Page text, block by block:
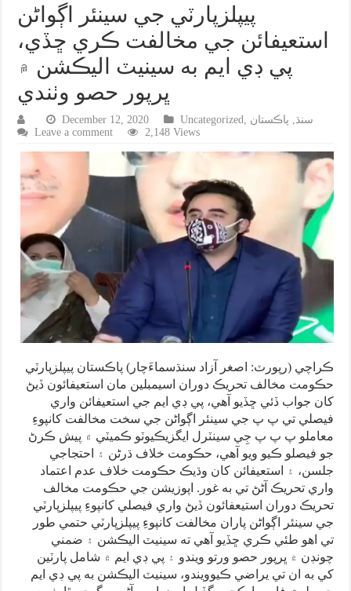
پيپلزپارٽي جي سينئر اڳواڻن
استعيفائن جي مخالفت ڪري ڇڏي،
پي ڊي ايم به سينيٽ اليڪشن ۾
ڀرپور حصو وٺندي
December 12, 2020 Uncategorized سنڌ
پاڪستان
Leave a comment
2,148 Views
ڪراچي (رپورٽ: اصغر آزاد سنڌسماءَچار) پاڪستان پيپلزپارٽي
حڪومت مخالف تحريڪ دوران اسيمبلين مان استعيفائون ڏيڻ
کان جواب ڏئي ڇڏيو آهي، پي ڊي ايم جي استعيفائن واري
فيصلي تي پ پ جي سينئر اڳواڻن جي سخت مخالفت کانپوءِ
معاملو پ پ پ جِي سينٽرل ايگزيڪيوٽو ڪميٽي ۾ پيش ڪرڻ
جو فيصلو ڪيو ويو آهي، حڪومت خلاف ڌرڻن ۽ احتجاجي
جلسن، ۽ استعيفائن کان وڌيڪ حڪومت خلاف عدم اعتماد
واري تحريڪ آڻڻ تي به غور. اپوزيشن جي حڪومت مخالف
تحريڪ دوران استيعفائون ڏيڻ واري فيصلي کانپوءِ پيپلزپارٽي
جي سينئر اڳواڻن پاران مخالفت کانپوءِ پيپلزپارٽي حتمي طور
تي اهو طئي ڪري ڇڏيو آهي ته سينيٽ اليڪشن ۽ ضمني
چونڊن ۾ ڀرپور حصو ورتو ويندو ۽ پي ڊي ايم ۾ شامل پارٽين
کي به ان تي يراضي ڪيوويندو، سينيٽ اليڪشن به پي ڊي ايم